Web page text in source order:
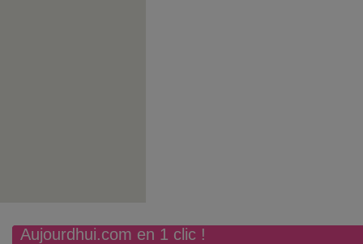
Aujourdhui.com en 1 clic !